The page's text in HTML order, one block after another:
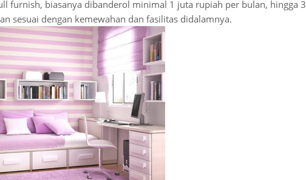
furnish, biasanya dibanderol minimal 1 juta rupiah per bulan, hingga 3
sesuai dengan kemewahan dan fasilitas didalamnya.